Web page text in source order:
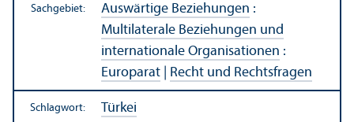
Sachgebiet: Auswärtige Beziehungen :
Multilaterale Beziehungen und
internationale Organisationen :
Europarat
Recht und Rechts­fragen
Schlagwort: Türkei